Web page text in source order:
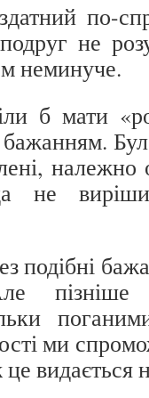
по-
не
неминуче.
б мати
належно
не
подібні
ми
видається